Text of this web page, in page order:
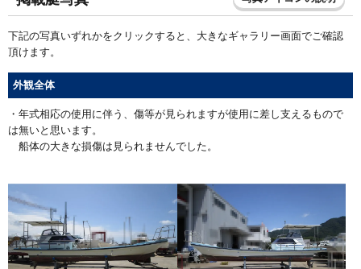
下記の写真いずれかをクリックすると、大きなギャラリー画面でご確認
頂けます。
外観全体
・年式相応の使用に伴う、傷等が見られますが使用に差し支えるもので
は無いと思います。
船体の大きな損傷は見られませんでした。